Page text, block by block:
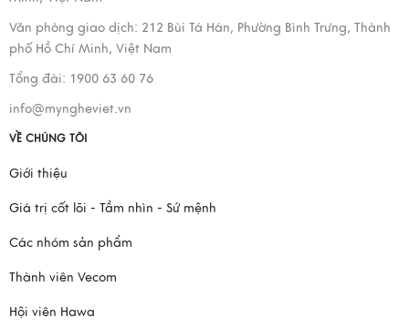
Văn phòng giao dịch: 212 Bùi Tá Hán, Phường Bình Trưng, Thành
phố Hồ Chí Minh, Việt Nam
Tổng đài: 1900 63 60 76
info@myngheviet.vn
VỀ CHÚNG TÔI
Giới thiệu
Giá trị cốt lõi - Tầm nhìn - Sứ mệnh
Các nhóm sản phẩm
Thành viên Vecom
Hội viên Hawa